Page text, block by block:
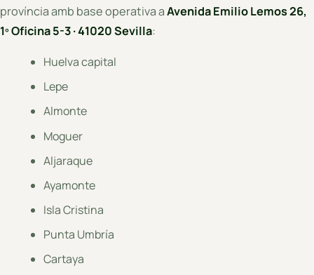
província amb base operativa aAvenida Emilio Lemos 26,
1º Oficina 5-3 · 41020 Sevilla:
Huelva capital
Lepe
Almonte
Moguer
Aljaraque
Ayamonte
Isla Cristina
Punta Umbría
Cartaya